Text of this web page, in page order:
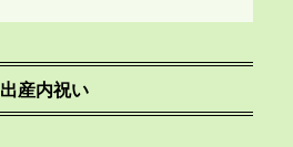
出産内祝い